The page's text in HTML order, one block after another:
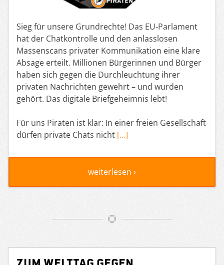
Sieg für unsere Grundrechte! Das EU-Parlament
hat der Chatkontrolle und den anlasslosen
Massenscans privater Kommunikation eine klare
Absage erteilt. Millionen Bürgerinnen und Bürger
haben sich gegen die Durchleuchtung ihrer
privaten Nachrichten gewehrt – und wurden
gehört. Das digitale Briefgeheimnis lebt!
Für uns Piraten ist klar: In einer freien Gesellschaft
dürfen private Chats nicht […]
weiterlesen ›
Zum Welttag gegen